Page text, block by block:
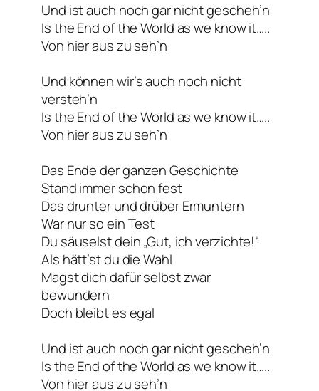
Und ist auch noch gar nicht gescheh’n
Is the End of the World as we know it…..
Von hier aus zu seh’n
Und können wir’s auch noch nicht
versteh’n
Is the End of the World as we know it…..
Von hier aus zu seh’n
Das Ende der ganzen Geschichte
Stand immer schon fest
Das drunter und drüber Ermuntern
War nur so ein Test
Du säuselst dein „Gut, ich verzichte!“
Als hätt’st du die Wahl
Magst dich dafür selbst zwar
bewundern
Doch bleibt es egal
Und ist auch noch gar nicht gescheh’n
Is the End of the World as we know it…..
Von hier aus zu seh’n